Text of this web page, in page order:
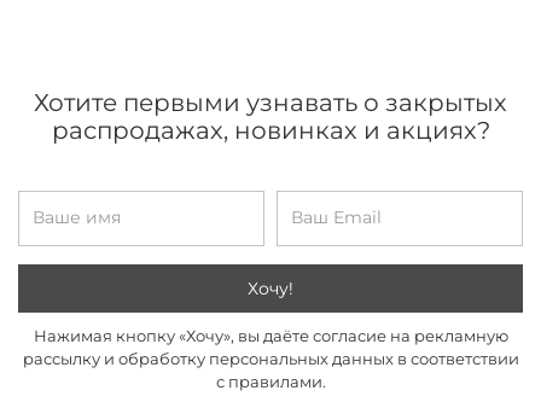
Хотите первыми узнавать о закрытых
распродажах, новинках и акциях?
Хочу!
Нажимая кнопку «Хочу», вы даёте согласие на рекламную
рассылку и обработку персональных данных в соответствии
с правилами.